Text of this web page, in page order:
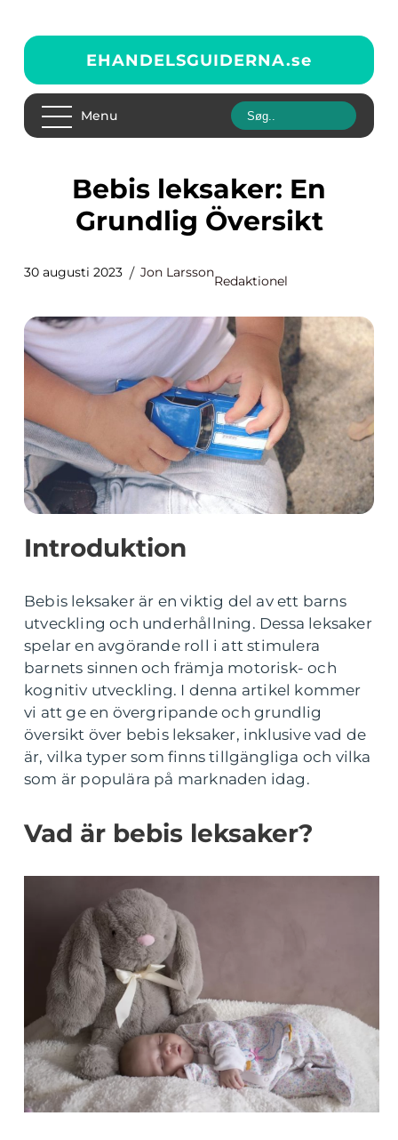
EHANDELSGUIDERNA.se
Menu
Bebis leksaker: En
Grundlig Översikt
30 augusti 2023 Jon Larsson
Redaktionel
Introduktion
Bebis leksaker är en viktig del av ett barns
utveckling och underhållning. Dessa leksaker
spelar en avgörande roll i att stimulera
barnets sinnen och främja motorisk- och
kognitiv utveckling. I denna artikel kommer
vi att ge en övergripande och grundlig
översikt över bebis leksaker, inklusive vad de
är, vilka typer som finns tillgängliga och vilka
som är populära på marknaden idag.
Vad är bebis leksaker?